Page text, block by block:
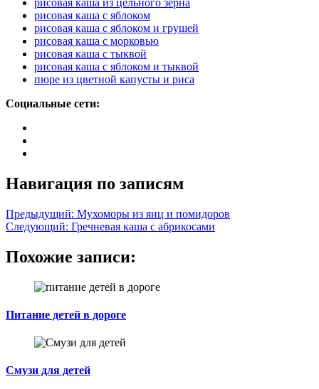
рисовая каша из цельного зерна
рисовая каша с яблоком
рисовая каша с яблоком и грушей
рисовая каша с морковью
рисовая каша с тыквой
рисовая каша с яблоком и тыквой
пюре из цветной капусты и риса
Социальные сети:
Навигация по записям
Предыдущий: Мухоморы из яиц и помидоров
Следующий: Гречневая каша с абрикосами
Похожие записи:
Питание детей в дороге
Смузи для детей